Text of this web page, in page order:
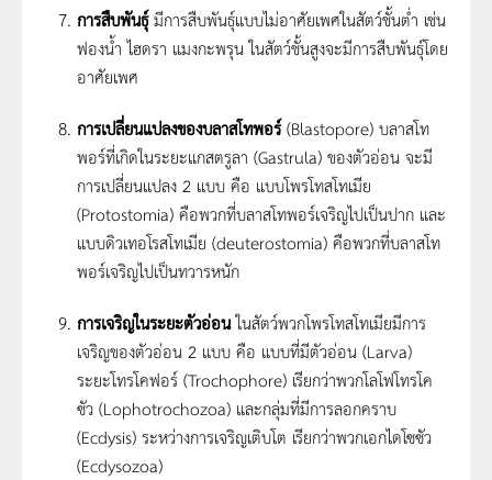
การสืบพันธุ์มีการสืบพันธุ์แบบไม่อาศัยเพศในสัตว์ชั้นต่ำ เช่น
ฟองน้ำ ไฮดรา แมงกะพรุน ในสัตว์ชั้นสูงจะมีการสืบพันธุ์โดย
อาศัยเพศ
การเปลี่ยนแปลงของบลาสโทพอร์(Blastopore) บลาสโท
พอร์ที่เกิดในระยะแกสตรูลา (Gastrula) ของตัวอ่อน จะมี
การเปลี่ยนแปลง 2 แบบ คือ แบบโพรโทสโทเมีย
(Protostomia) คือพวกที่บลาสโทพอร์เจริญไปเป็นปาก และ
แบบดิวเทอโรสโทเมีย (deuterostomia) คือพวกที่บลาสโท
พอร์เจริญไปเป็นทวารหนัก
การเจริญในระยะตัวอ่อนในสัตว์พวกโพรโทสโทเมียมีการ
เจริญของตัวอ่อน 2 แบบ คือ แบบที่มีตัวอ่อน (Larva)
ระยะโทรโคฟอร์ (Trochophore) เรียกว่าพวกโลโฟโทรโค
ซัว (Lophotrochozoa) และกลุ่มที่มีการลอกคราบ
(Ecdysis) ระหว่างการเจริญเติบโต เรียกว่าพวกเอกไดโซซัว
(Ecdysozoa)